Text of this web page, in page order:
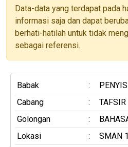
Data-data yang terdapat pada
informasi saja dan dapat
berhati-hatilah untuk tidak
sebagai referensi.
Babak :
Cabang
:
TAFSIR
Golongan
:
Lokasi
: SMAN